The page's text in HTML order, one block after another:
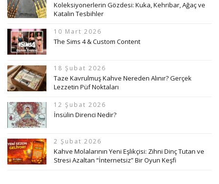
Koleksiyonerlerin Gözdesi: Kuka, Kehribar, Ağaç ve
Katalin Tesbihler
10 Mart 2026
The Sims 4 & Custom Content
18 Şubat 2026
Taze Kavrulmuş Kahve Nereden Alınır? Gerçek
Lezzetin Püf Noktaları
12 Şubat 2026
İnsülin Direnci Nedir?
2 Şubat 2026
Kahve Molalarının Yeni Eşlikçisi: Zihni Dinç Tutan ve
Stresi Azaltan “İnternetsiz” Bir Oyun Keşfi